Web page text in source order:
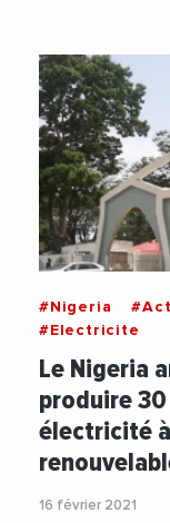
#Nigeria
#Electricite
Le Nigeria
produire 30
électricité
16 février 2021